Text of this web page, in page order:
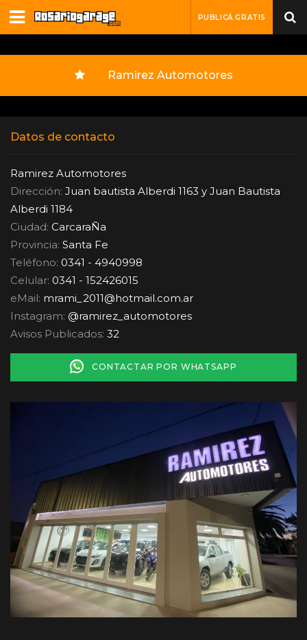
PUBLICÁ GRATIS
Ramirez Automotores
Datos de contacto
Ramirez Automotores
Dirección: Juan bautista Alberdi 1163 y Juan Bautista
Alberdi 1184
Ciudad: CarcaraÑa
Provincia: Santa Fe
Teléfono: 0341 - 4940998
Celular: 0341 - 152426015
eMail: mrami_2011@hotmail.com.ar
Instagram: @ramirez_automotores
Avisos Publicados: 32
CONTACTAR POR WHATSAPP